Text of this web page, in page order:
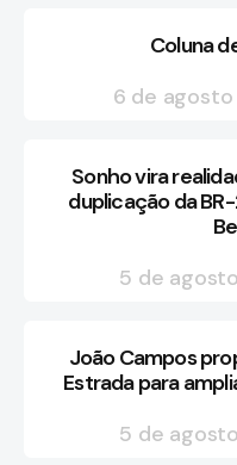
Coluna
6 de
Sonho vira
duplicação da
5 de
João Campos
Estrada para
5 de